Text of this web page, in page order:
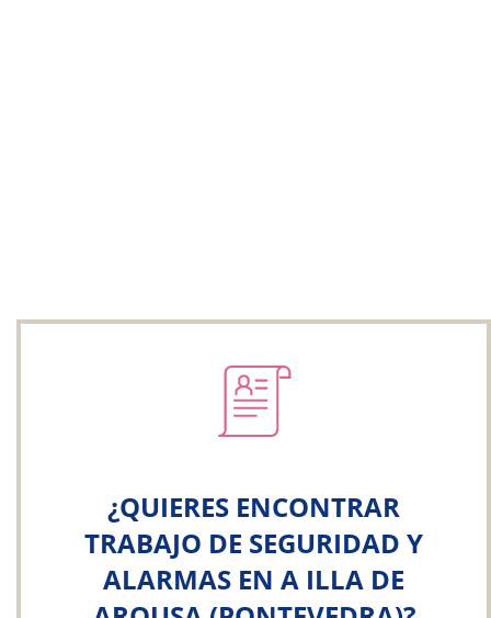
¿QUIERES ENCONTRAR
TRABAJO DE SEGURIDAD Y
ALARMAS EN A ILLA DE